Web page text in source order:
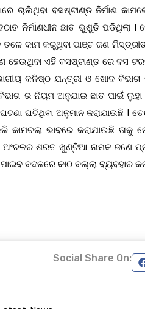
ଚାଲିଥିବା ବସଷ୍ଟାଣ୍ଡ ନିର୍ମାଣ
ନିର୍ମାଣଧୀନ ଛାତ ଭୁଶୁଡି ପଡିଥିଲା
କାମ କରୁଥିବା ପାଞ୍ଚ ଜଣ
ହେଉଥିବା ଏହି ବସଷ୍ଟାଣ୍ଡ ରେ ବସ
କନିଷ୍ଠ ଯନ୍ତ୍ରୀ ଓ ଖୋଦ
ର ନିୟମ ଅନୁଯାଇ ଛାତ ପାଇଁ
ଘଟିଥିବା ଅନୁମାନ କରାଯାଉଛି I
ଭାବରେ କରାଯାଉଛି
ଅଂଚଳର ଶରତ ଖୁଣ୍ଟିଆ ନାମକ ଜଣେ
ପାଇବ ବଦଳରେ କାଠ ବଲ୍ଲା
Social Share On: